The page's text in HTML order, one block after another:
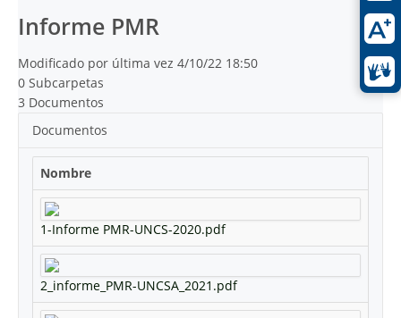
Informe PMR
Modificado por última vez 4/10/22 18:50
0 Subcarpetas
3 Documentos
Documentos
Nombre
1-Informe PMR-UNCS-2020.pdf
2_informe_PMR-UNCSA_2021.pdf